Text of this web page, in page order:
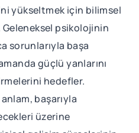
yükseltmek için bilimsel
psikolojinin
sorunlarıyla başa
güçlü yanlarını
hedefler.
başarıyla
üzerine